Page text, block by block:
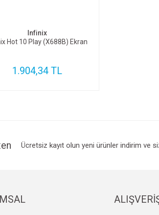
Infinix
Hot 10 Play (X688B) Ekran
1.904,34 TL
Ücretsiz kayıt olun yeni ürünler indirim ve